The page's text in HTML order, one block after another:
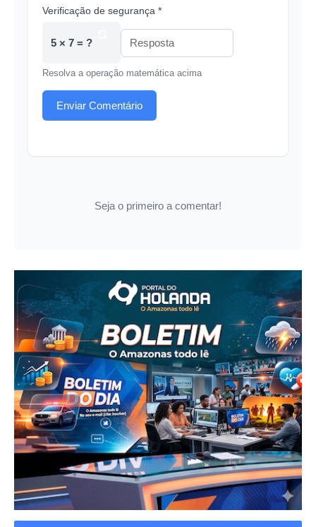
Verificação de segurança *
5 × 7 = ?
Resolva a operação matemática acima
Enviar Comentário
Seja o primeiro a comentar!